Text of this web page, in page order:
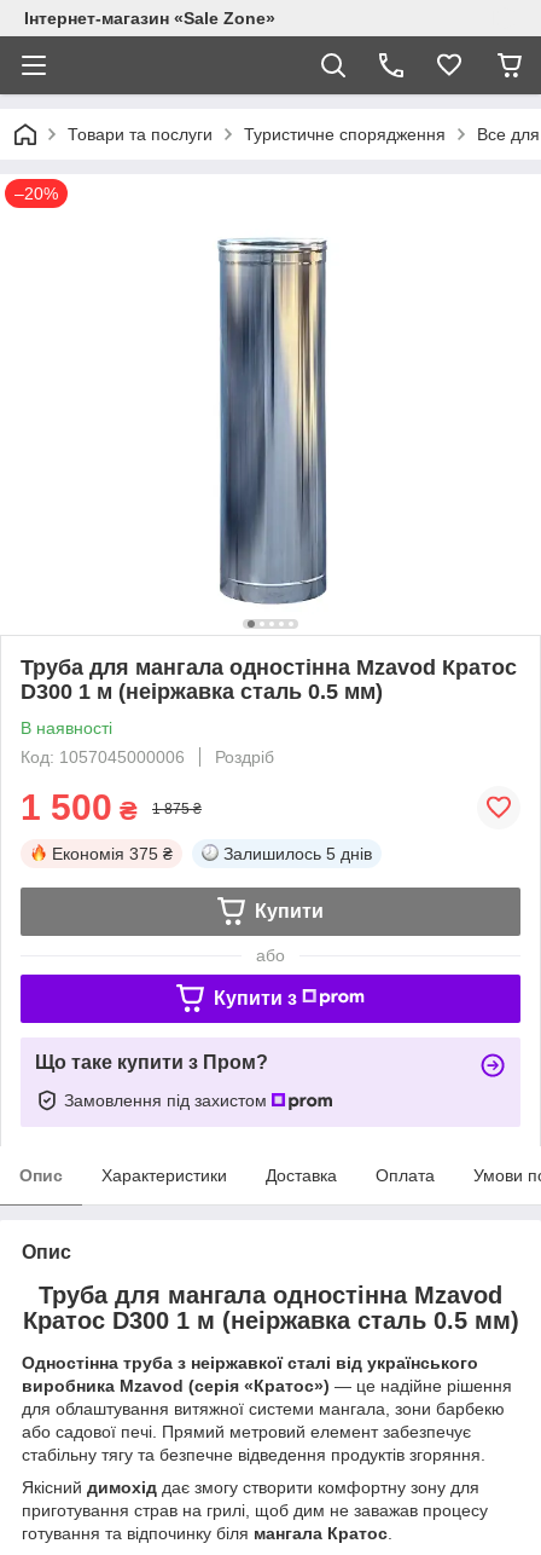
Інтернет-магазин «Sale Zone»
Товари та послуги Туристичне спорядження Все для
–20%
Труба для мангала одностінна Mzavod Кратос
D300 1 м (неіржавка сталь 0.5 мм)
В наявності
Код: 1057045000006
Роздріб
1 500 ₴ 1 875 ₴
Економія 375 ₴ Залишилось 5 днів
Купити
або
Купити з
Що таке купити з Пром?
Замовлення під захистом
Опис Характеристики Доставка Оплата Умови
Опис
Труба для мангала одностінна Mzavod
Кратос D300 1 м (неіржавка сталь 0.5 мм)
Одностінна труба з неіржавкої сталі від українського
виробника Mzavod (серія «Кратос») — це надійне рішення
для облаштування витяжної системи мангала, зони барбекю
або садової печі. Прямий метровий елемент забезпечує
стабільну тягу та безпечне відведення продуктів згоряння.
Якісний димохід дає змогу створити комфортну зону для
приготування страв на грилі, щоб дим не заважав процесу
готування та відпочинку біля мангала Кратос.